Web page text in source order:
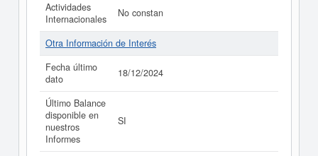
Actividades
Internacionales
No constan
Otra Información de Interés
Fecha último
dato
18/12/2024
Último Balance
disponible en
nuestros
Informes
SI